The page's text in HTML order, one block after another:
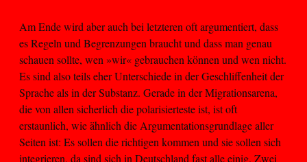
Am Ende wird aber auch bei letzteren oft argumentiert, dass
es Regeln und Begrenzungen braucht und dass man genau
schauen sollte, wen »wir« gebrauchen können und wen nicht.
Es sind also teils eher Unterschiede in der Geschliffenheit der
Sprache als in der Substanz. Gerade in der Migrationsarena,
die von allen sicherlich die polarisierteste ist, ist oft
erstaunlich, wie ähnlich die Argumentationsgrundlage aller
Seiten ist: Es sollen die richtigen kommen und sie sollen sich
integrieren, da sind sich in Deutschland fast alle einig. Zwei